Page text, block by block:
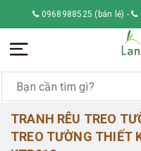
0968988525 (bán lẻ) -
TRANH RÊU TREO
TREO TƯỜNG THIẾT